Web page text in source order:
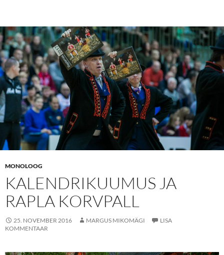
MONOLOOG
KALENDRIKUUMUS JA
RAPLA KORVPALL
25. NOVEMBER 2016 MARGUS MIKOMÄGI
LISA
KOMMENTAAR